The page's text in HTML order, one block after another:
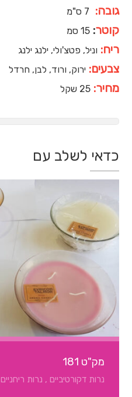
גובה: 7 ס"מ
קוטר:15 סמ
ריח: וניל, פטצ'ולי, ילנג ילנג
צבעים: ירוק, ורוד, לבן, חרדל
מחיר:25 שקל
כדאי לשלב עם
מק"ט 181
נרות דקורטיביים , נרות ריחניים